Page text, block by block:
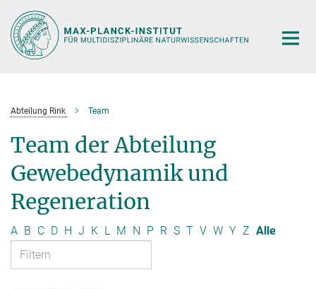
Hauptinhalt
Abteilung Rink Team
Team der Abteilung
Gewebedynamik und
Regeneration
A B C D H J K L M N P R S T V W Y Z Alle